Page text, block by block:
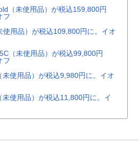
（未使用品）が税込159,800円
フ
用品）が税込109,800円に。イオ
（未使用品）が税込99,800円
フ
未使用品）が税込9,980円に。イオ
未使用品）が税込11,800円に。イ